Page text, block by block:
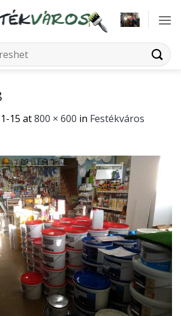
15 at800 × 600 in Festékváros